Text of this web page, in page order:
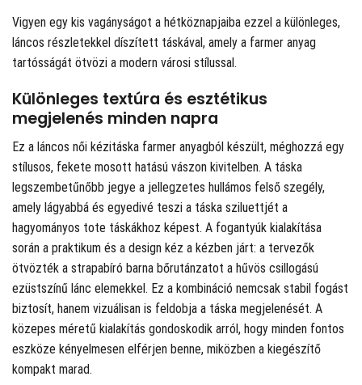
Vigyen egy kis vagányságot a hétköznapjaiba ezzel a különleges,
láncos részletekkel díszített táskával, amely a farmer anyag
tartósságát ötvözi a modern városi stílussal.
Különleges textúra és esztétikus
megjelenés minden napra
Ez a láncos női kézitáska farmer anyagból készült, méghozzá egy
stílusos, fekete mosott hatású vászon kivitelben. A táska
legszembetűnőbb jegye a jellegzetes hullámos felső szegély,
amely lágyabbá és egyedivé teszi a táska sziluettjét a
hagyományos tote táskákhoz képest. A fogantyúk kialakítása
során a praktikum és a design kéz a kézben járt: a tervezők
ötvözték a strapabíró barna bőrutánzatot a hűvös csillogású
ezüstszínű lánc elemekkel. Ez a kombináció nemcsak stabil fogást
biztosít, hanem vizuálisan is feldobja a táska megjelenését. A
közepes méretű kialakítás gondoskodik arról, hogy minden fontos
eszköze kényelmesen elférjen benne, miközben a kiegészítő
kompakt marad.